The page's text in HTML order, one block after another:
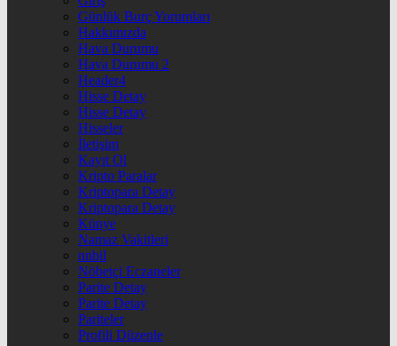
Günlük Burç Yorumları
Hakkımızda
Hava Durumu
Hava Durumu 2
Header4
Hisse Detay
Hisse Detay
Hisseler
İletişim
Kayıt Ol
Kripto Paralar
Kriptopara Detay
Kriptopara Detay
Künye
Namaz Vakitleri
nnbil
Nöbetçi Eczaneler
Parite Detay
Parite Detay
Pariteler
Profili Düzenle